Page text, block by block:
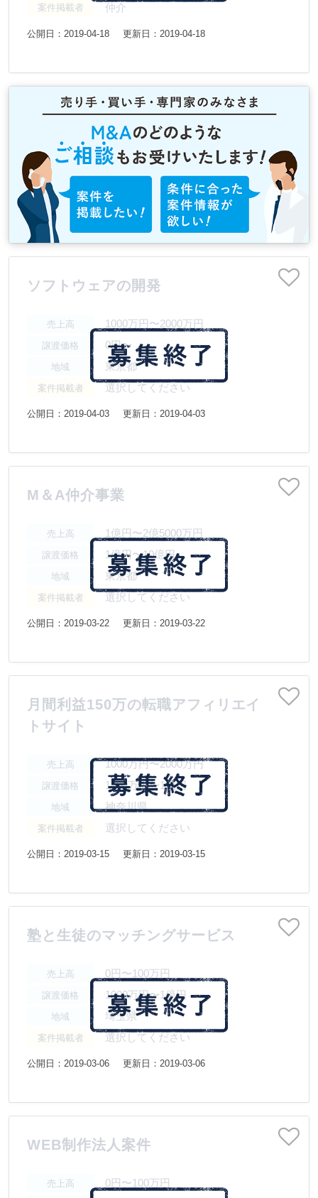
案件掲載者 仲介
公開日：2019-04-18 更新日：2019-04-18
ソフトウェアの開発
売上高 1000万円〜2000万円
譲渡価格 0円〜
地域 東京都
案件掲載者 選択してください
公開日：2019-04-03 更新日：2019-04-03
M＆A仲介事業
売上高 1億円〜2億5000万円
譲渡価格 1億円〜10億円
地域 東京都
案件掲載者 選択してください
公開日：2019-03-22 更新日：2019-03-22
月間利益150万の転職アフィリエイ
トサイト
売上高 1000万円〜2000万円
譲渡価格 1000万円〜1億円
地域 神奈川県
案件掲載者 選択してください
公開日：2019-03-15 更新日：2019-03-15
塾と生徒のマッチングサービス
売上高 0円〜100万円
譲渡価格 1000万円〜1億円
地域 埼玉県
案件掲載者 選択してください
公開日：2019-03-06 更新日：2019-03-06
WEB制作法人案件
売上高 0円〜100万円